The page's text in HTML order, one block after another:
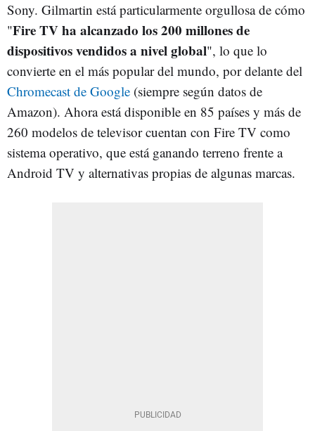
Sony. Gilmartin está particularmente orgullosa de cómo
"Fire TV ha alcanzado los 200 millones de
dispositivos vendidos a nivel global", lo que lo
convierte en el más popular del mundo, por delante del
Chromecast de Google (siempre según datos de
Amazon). Ahora está disponible en 85 países y más de
260 modelos de televisor cuentan con Fire TV como
sistema operativo, que está ganando terreno frente a
Android TV y alternativas propias de algunas marcas.